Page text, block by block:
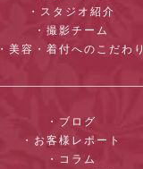
・スタジオ紹介
・撮影チーム
・美容・着付へのこだわり
・ブログ
・お客様レポート
・コラム